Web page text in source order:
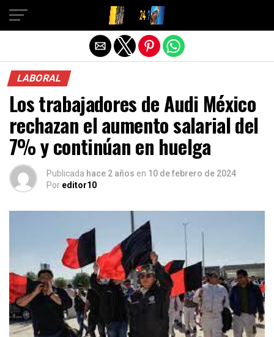
LABORAL
Los trabajadores de Audi México
rechazan el aumento salarial del
7% y continúan en huelga
Publicada hace 2 años en 10 de febrero de 2024
Por editor10
Salir de la versión móvil